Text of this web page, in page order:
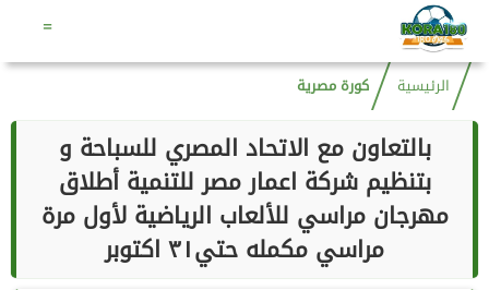
=
الرئيسية كورة مصرية
بالتعاون مع الاتحاد المصري للسباحة و
بتنظيم شركة اعمار مصر للتنمية أطلاق
مهرجان مراسي للألعاب الرياضية لأول مرة
مراسي مكمله حتي٣١ اكتوبر